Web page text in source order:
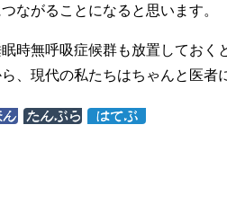
ながることになると思います。
時無呼吸症候群も放置しておく
、現代の私たちはちゃんと医者